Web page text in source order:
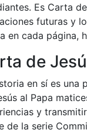
Es Carta
futuras y
en cada página,
de
en sí es una
al Papa
y
de la serie